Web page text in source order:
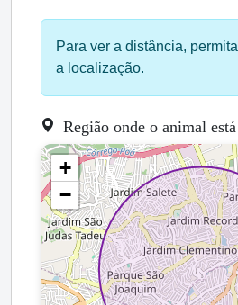
Para ver a distância, permita
a localização.
Região onde o animal está
+
−